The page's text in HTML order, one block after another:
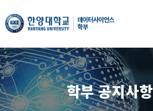
한양대학교
데이터사이언스학과
학부 공지사항